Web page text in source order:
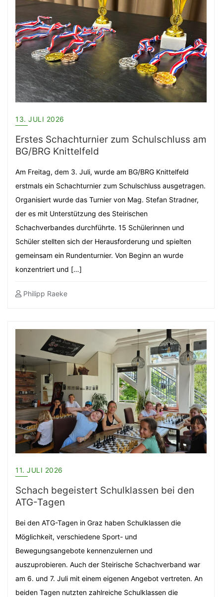
13. JULI 2026
Erstes Schachturnier zum Schulschluss am
BG/BRG Knittelfeld
Am Freitag, dem 3. Juli, wurde am BG/BRG Knittelfeld
erstmals ein Schachturnier zum Schulschluss ausgetragen.
Organisiert wurde das Turnier von Mag. Stefan Stradner,
der es mit Unterstützung des Steirischen
Schachverbandes durchführte. 15 Schülerinnen und
Schüler stellten sich der Herausforderung und spielten
gemeinsam ein Rundenturnier. Von Beginn an wurde
konzentriert und […]
Philipp Raeke
11. JULI 2026
Schach begeistert Schulklassen bei den
ATG-Tagen
Bei den ATG-Tagen in Graz haben Schulklassen die
Möglichkeit, verschiedene Sport- und
Bewegungsangebote kennenzulernen und
auszuprobieren. Auch der Steirische Schachverband war
am 6. und 7. Juli mit einem eigenen Angebot vertreten. An
beiden Tagen nutzten zahlreiche Schulklassen die